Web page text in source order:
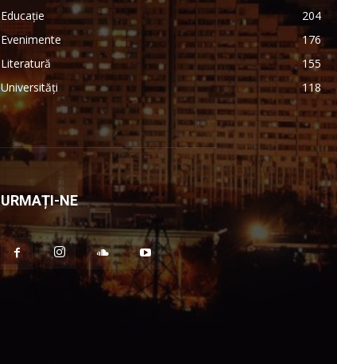
Educație
204
Evenimente
176
Literatură
155
Universități
118
URMAȚI-NE